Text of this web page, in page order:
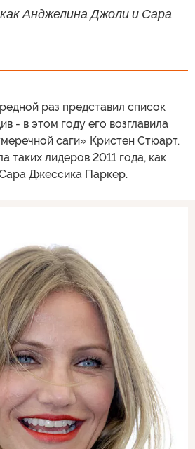
как Анджелина Джоли и Сара
раз представил список
- в этом году его возглавила
саги» Кристен Стюарт.
таких лидеров 2011 года, как
Джессика Паркер.